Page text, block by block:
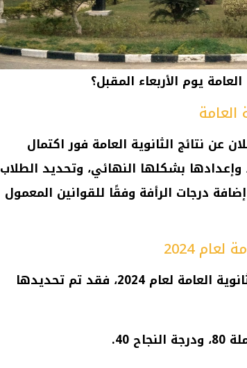
يوم الأربعاء المقبل؟
العامة
عن نتائج الثانوية العامة فور اكتمال
وإعدادها بشكلها النهائي، وتحديد الطلاب
درجات الرأفة وفقًا للقوانين المعمول
2024
أما بالنسبة لدرجات النجاح في الثانوية العامة لعام 2024، فقد تم تحديدها
40.